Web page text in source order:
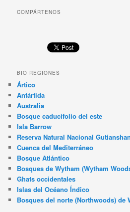
COMPÁRTENOS
BIO REGIONES
Ártico
Antártida
Australia
Bosque caducifolio del este
Isla Barrow
Reserva Natural Nacional Gutianshan
Cuenca del Mediterráneo
Bosque Atlántico
Bosques de Wytham (Wytham
Ghats occidentales
Islas del Océano Índico
Bosques del norte (Northwoods) de